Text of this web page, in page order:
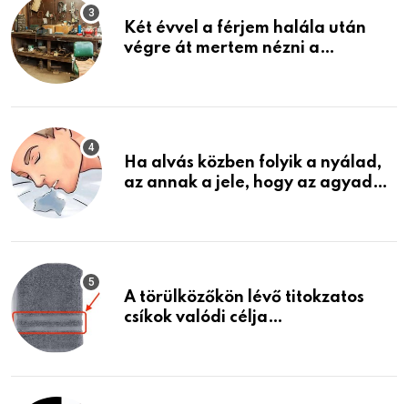
Két évvel a férjem halála után
végre át mertem nézni a
életemet
Ha alvás közben folyik a nyálad,
az annak a jele, hogy az agyad…
A törülközőkön lévő titokzatos
csíkok valódi célja…